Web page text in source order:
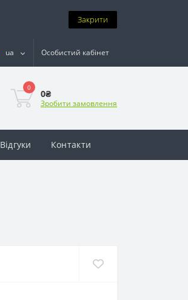
Закрити
ua Особистий кабінет
0
0₴
Зробити замовлення
Відгуки Контакти